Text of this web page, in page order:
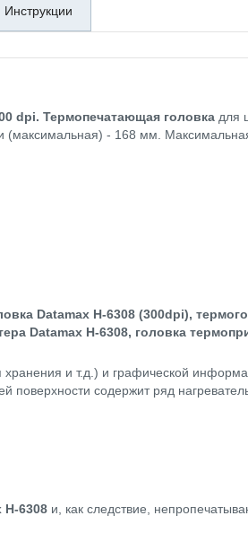
Инструкции
dpi. Термопечатающая головка для
(максимальная) - 168 мм.
Datamax H-6308 (300dpi),
Datamax H-6308, головка
хранения и т.д.) и графической
поверхности содержит ряд
H-6308 и, как следствие,